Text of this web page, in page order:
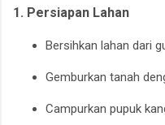
1. Persiapan Lahan
Bersihkan lahan dari
Gemburkan tanah
Campurkan pupuk